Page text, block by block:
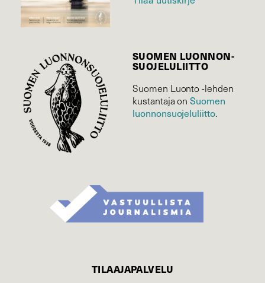
SUOMEN LUONNON­
SUOJELU­LIITTO
Suomen Luonto -lehden
kustantaja onSuomen
luonnonsuojelu­liitto.
TILAAJAPALVELU